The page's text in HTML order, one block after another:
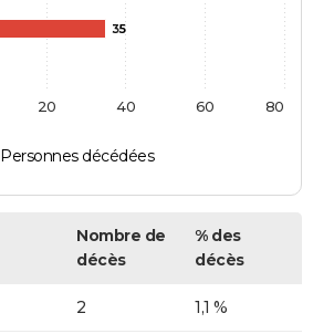
35
Personnes décédées
20 40 60 80
Nombre de
décès
% des
décès
2 1,1 %